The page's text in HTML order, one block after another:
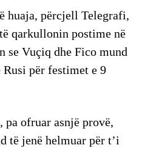
huaja, përcjell Telegrafi,
qarkullonin postime në
se Vuçiq dhe Fico mund
Rusi për festimet e 9
ofruar asnjë provë,
të jenë helmuar për t’i